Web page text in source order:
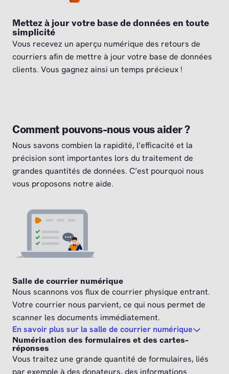
Mettez à jour votre base de données en toute
simplicité
Vous recevez un aperçu numérique des retours de
courriers afin de mettre à jour votre base de données
clients. Vous gagnez ainsi un temps précieux !
Comment pouvons-nous vous aider ?
Nous savons combien la rapidité, l’efficacité et la
précision sont importantes lors du traitement de
grandes quantités de données. C’est pourquoi nous
vous proposons notre aide.
Salle de courrier numérique
Nous scannons vos flux de courrier physique entrant.
Votre courrier nous parvient, ce qui nous permet de
scanner les documents immédiatement.
En savoir plus sur la salle de courrier numérique
Numérisation des formulaires et des cartes-
réponses
Vous traitez une grande quantité de formulaires, liés
par exemple à des donateurs, des informations